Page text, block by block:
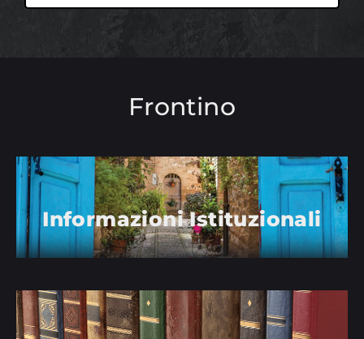
Frontino
Informazioni Istituzionali